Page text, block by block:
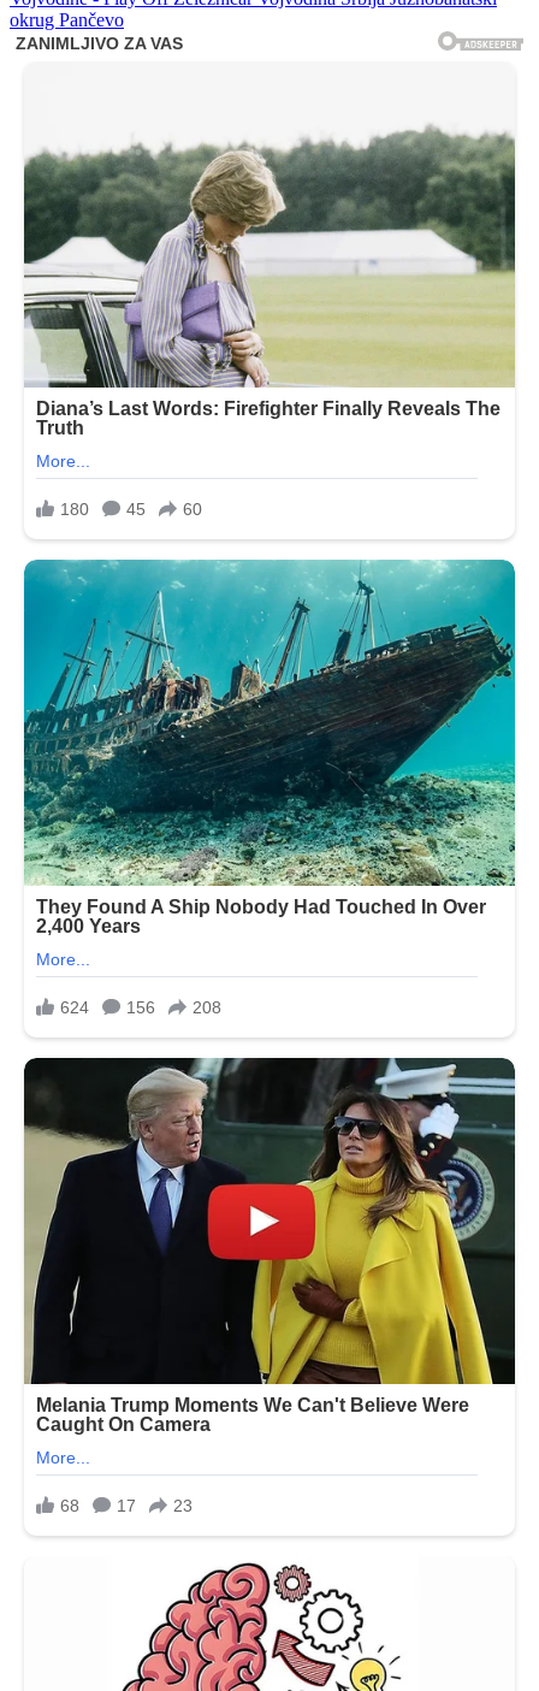
okrug Pančevo